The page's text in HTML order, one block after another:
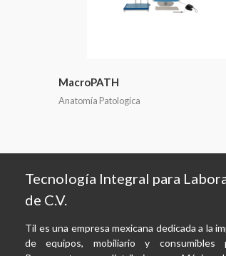
MacroPATH
Anatomía Patologica
Tecnología Integral para
de C.V.
Til es una empresa mexicana dedicada a la
de equipos, mobiliario y consumibles